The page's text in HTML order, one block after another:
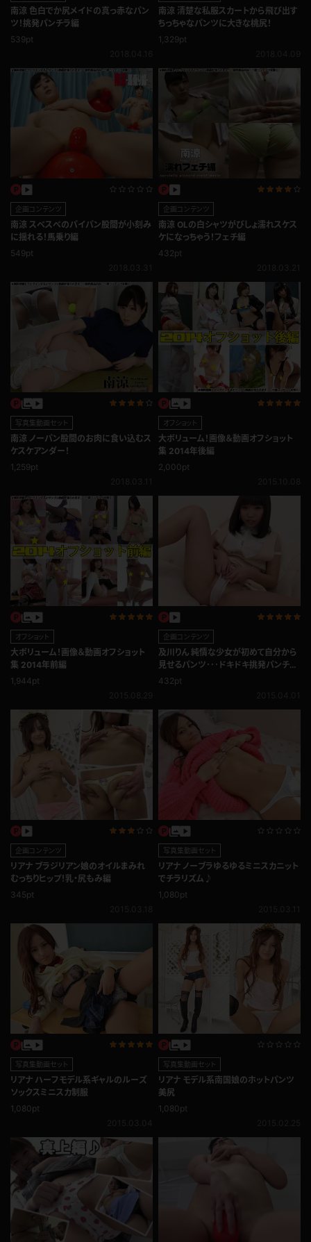
南涼 色白でか尻メイドの真っ赤なパン
ツ！挑発パンチラ編
539pt
南涼 清楚な私服スカートから飛び出す
ちっちゃなパンツに大きな桃尻！
1,329pt
企画コンテンツ
南涼 スベスベのパイパン股間が小刻み
に揺れる！馬乗り編
549pt
企画コンテンツ
南涼 OLの白シャツがびしょ濡れスケス
ケになっちゃう！フェチ編
432pt
写真集動画セット
南涼 ノーパン股間のお肉に食い込むス
ケスケアンダー！
1,259pt
オフショット
大ボリューム！画像＆動画オフショット
集 2014年後編
2,000pt
オフショット
大ボリューム！画像＆動画オフショット
集 2014年前編
1,944pt
企画コンテンツ
及川りん 純情な少女が初めて自分から
見せるパンツ･･･ドキドキ挑発パンチラ
編
432pt
企画コンテンツ
リアナ ブラジリアン娘のオイルまみれ
むっちりヒップ！乳・尻もみ編
345pt
写真集動画セット
リアナ ノーブラゆるゆるミニスカニット
でチラリズム♪
1,080pt
写真集動画セット
リアナ ハーフモデル系ギャルのルーズ
ソックスミニスカ制服
1,080pt
写真集動画セット
リアナ モデル系南国娘のホットパンツ
美尻
1,080pt